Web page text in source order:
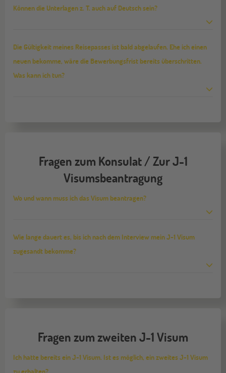
Können die Unterlagen z. T. auch auf Deutsch sein?
Die Gültigkeit meines Reisepasses ist bald abgelaufen. Ehe ich einen
neuen bekomme, wäre die Bewerbungsfrist bereits überschritten.
Was kann ich tun?
Fragen zum Konsulat / Zur J-1
Visumsbeantragung
Wo und wann muss ich das Visum beantragen?
Wie lange dauert es, bis ich nach dem Interview mein J-1 Visum
zugesandt bekomme?
Fragen zum zweiten J-1 Visum
Ich hatte bereits ein J-1 Visum. Ist es möglich, ein zweites J-1 Visum
zu erhalten?